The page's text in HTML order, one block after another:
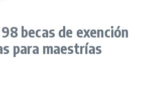
becas de exención
para maestrías